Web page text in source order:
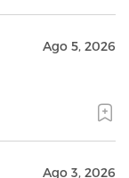
Ago 5, 2026
Ago 3, 2026